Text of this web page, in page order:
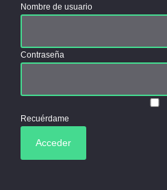
Nombre de usuario
Contraseña
Recuérdame